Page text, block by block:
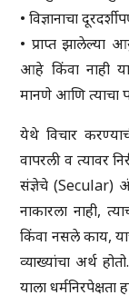
• विज्ञानाचा
• प्राप्त झालेल्या
आहे किंवा नाही
मानणे आणि त्याचा
येथे विचार
वापरली व त्यावर
संज्ञेचे (Secular)
नाकारला नाही,
किंवा नसले काय,
व्याख्यांचा अर्थ
याला धर्मनिरपेक्षता